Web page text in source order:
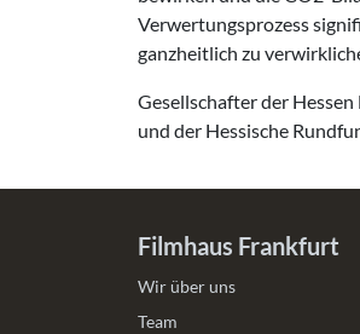
Verwertungsprozess
ganzheitlich zu
Gesellschafter der
und der Hessische
Filmhaus Frankfurt
Wir über uns
Team